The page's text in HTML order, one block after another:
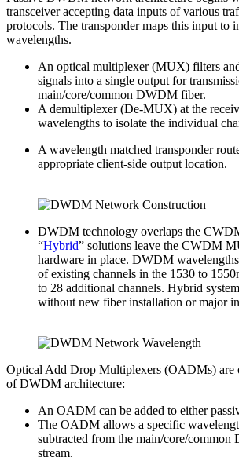
transceiver accepting data inputs of various
protocols. The transponder maps this input to
wavelengths.
An optical multiplexer (MUX) filters
signals into a single output for
main/core/common DWDM fiber.
A demultiplexer (De-MUX) at the
wavelengths to isolate the individual
A wavelength matched transponder
appropriate client-side output location.
DWDM technology overlaps the
“Hybrid” solutions leave the CWDM
hardware in place. DWDM
of existing channels in the 1530 to
to 28 additional channels. Hybrid
without new fiber installation or major
Optical Add Drop Multiplexers (OADMs) are
of DWDM architecture:
An OADM can be added to either
The OADM allows a specific
subtracted from the main/core/
stream.